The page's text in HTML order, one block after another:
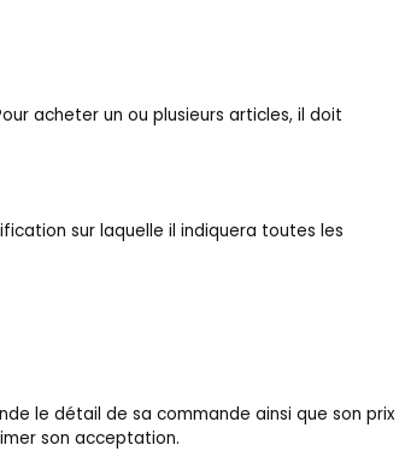
acheter un ou plusieurs articles, il doit
sur laquelle il indiquera toutes les
le détail de sa commande ainsi que son prix
son acceptation.